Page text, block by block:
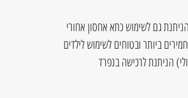
גם לשימוש כתא אחסון אחורי
ביותר ובטוחים לשימוש לילדים
הניתנת לרכישה בנפרד